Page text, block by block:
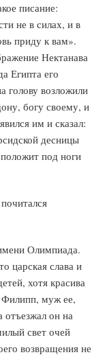
писание:
не в силах, и в
приду к вам».
Нектанава
Египта его
голову возложили
богу своему, и
им и сказал:
десницы
под ноги
Олимпиада.
царская слава и
хотя красива
Филипп, муж ее,
отъезжал он на
свет очей
возвращения не